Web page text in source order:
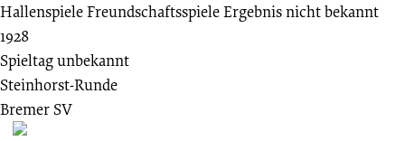
HallenspieleFreundschaftsspieleErgebnis nicht bekannt
1928
Spieltag unbekannt
Steinhorst-Runde
Bremer SV